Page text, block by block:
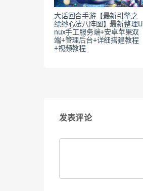
大话回合手游【最新引擎之
缥缈心法八阵图】最新整理Li
nux手工服务端+安卓苹果双
端+管理后台+详细搭建教程
+视频教程
发表评论